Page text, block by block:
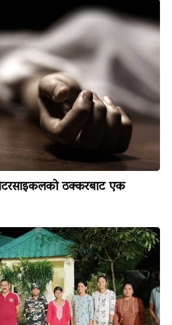
ठक्करबाट एक